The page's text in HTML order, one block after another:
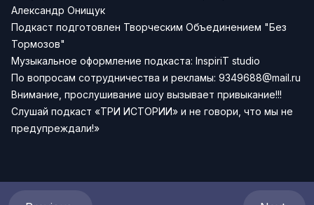
Александр Онищук
Подкаст подготовлен Творческим Объединением "Без
Тормозов"
Музыкальное оформление подкаста: InspiriT studio
По вопросам сотрудничества и рекламы: 9349688@mail.ru
Внимание, прослушивание шоу вызывает привыкание!!!
Слушай подкаст «ТРИ ИСТОРИИ» и не говори, что мы не
предупреждали!»